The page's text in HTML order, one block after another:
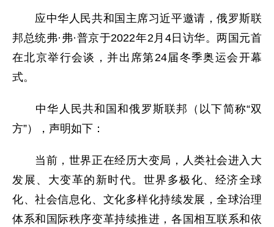
应中华人民共和国主席习近平邀请，俄罗斯联
邦总统弗·弗·普京于2022年2月4日访华。两国元首
在北京举行会谈，并出席第24届冬季奥运会开幕
式。
中华人民共和国和俄罗斯联邦（以下简称“双
方”），声明如下：
当前，世界正在经历大变局，人类社会进入大
发展、大变革的新时代。世界多极化、经济全球
化、社会信息化、文化多样化持续发展，全球治理
体系和国际秩序变革持续推进，各国相互联系和依